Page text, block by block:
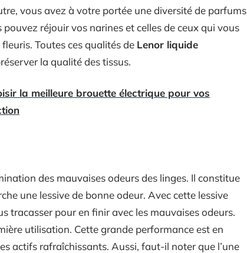
vous avez à votre portée une diversité de parfums
réjouir vos narines et celles de ceux qui vous
Toutes ces qualités de Lenor liquide
la qualité des tissus.
la meilleure brouette électrique pour vos
des mauvaises odeurs des linges. Il constitue
une lessive de bonne odeur. Avec cette lessive
tracasser pour en finir avec les mauvaises odeurs.
utilisation. Cette grande performance est en
actifs rafraîchissants. Aussi, faut-il noter que l’une